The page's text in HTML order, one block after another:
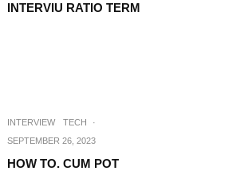
INTERVIU RATIO TERM
INTERVIEW TECH
·
SEPTEMBER 26, 2023
HOW TO. CUM POT